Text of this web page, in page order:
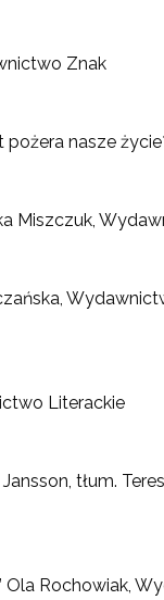
Znak
pożera nasze
Miszczuk,
Literackie
tłum.
Ola Rochowiak,